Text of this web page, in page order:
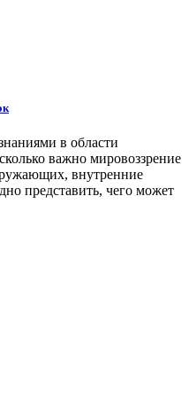
в области
важно мировоззрение
внутренние
представить, чего может